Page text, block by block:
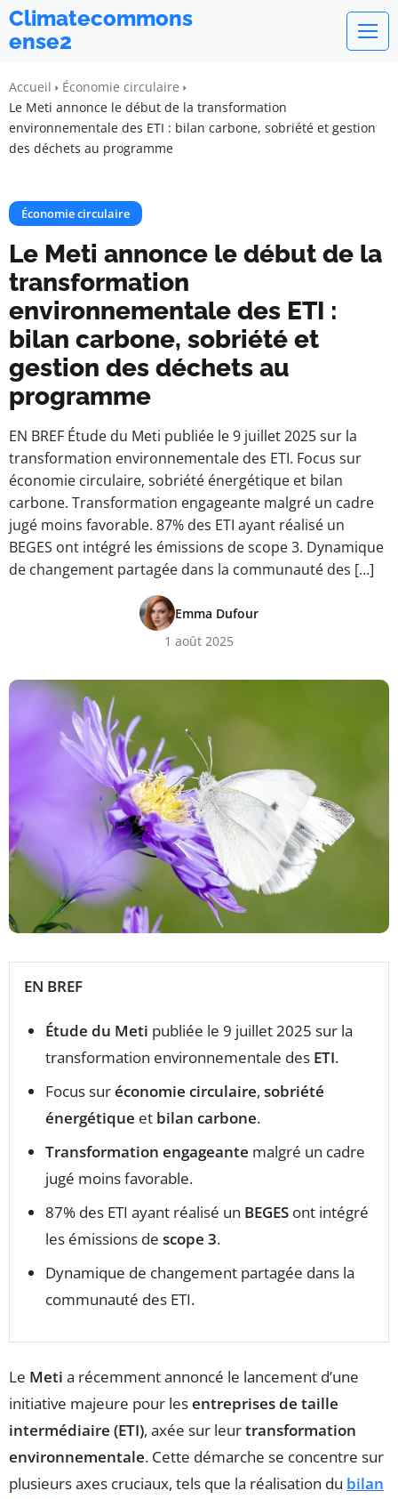
Climatecommons
ense2
Accueil
Économie circulaire
Le Meti annonce le début de la transformation
environnementale des ETI : bilan carbone, sobriété et gestion
des déchets au programme
Économie circulaire
Le Meti annonce le début de la
transformation
environnementale des ETI :
bilan carbone, sobriété et
gestion des déchets au
programme
EN BREF Étude du Meti publiée le 9 juillet 2025 sur la
transformation environnementale des ETI. Focus sur
économie circulaire, sobriété énergétique et bilan
carbone. Transformation engageante malgré un cadre
jugé moins favorable. 87% des ETI ayant réalisé un
BEGES ont intégré les émissions de scope 3. Dynamique
de changement partagée dans la communauté des […]
Emma Dufour
1 août 2025
EN BREF
Étude du Meti publiée le 9 juillet 2025 sur la
transformation environnementale des ETI.
Focus suréconomie circulaire, sobriété
énergétique et bilan carbone.
Transformation engageante malgré un cadre
jugé moins favorable.
87% des ETI ayant réalisé un BEGES ont intégré
les émissions de scope 3.
Dynamique de changement partagée dans la
communauté des ETI.
Le Meti a récemment annoncé le lancement d’une
initiative majeure pour lesentreprises de taille
intermédiaire (ETI), axée sur leurtransformation
environnementale. Cette démarche se concentre sur
plusieurs axes cruciaux, tels que la réalisation du bilan